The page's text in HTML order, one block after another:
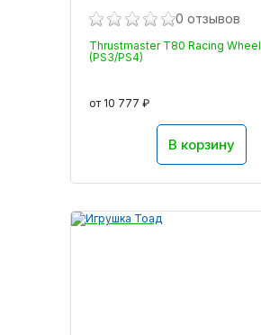
0 отзывов
Thrustmaster T80 Racing Wheel
(PS3/PS4)
от 10 777 ₽
В корзину